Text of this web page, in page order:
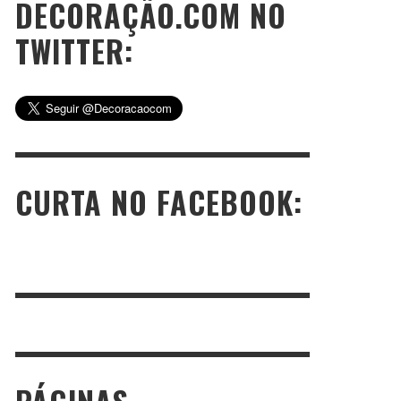
DECORAÇÃO.COM NO
TWITTER:
CURTA NO FACEBOOK: